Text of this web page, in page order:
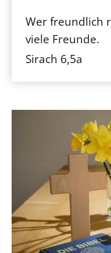
Wer freundlich
viele Freunde.
Sirach 6,5a